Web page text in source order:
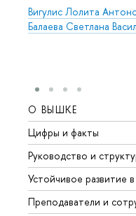
Вигулис Лолита
Балаева Светлана
О ВЫШКЕ
Цифры и факты
Руководство и
Устойчивое
Преподаватели и